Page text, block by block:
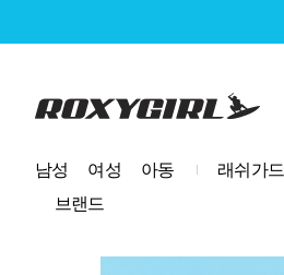
로고
남성 여성 아동 래쉬가드
브랜드